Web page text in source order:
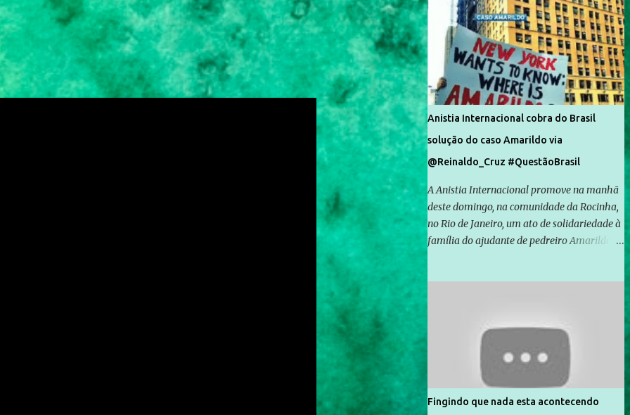
Anistia Internacional cobra do Brasil
solução do caso Amarildo via
@Reinaldo_Cruz #QuestãoBrasil
A Anistia Internacional promove na manhã
deste domingo, na comunidade da Rocinha,
no Rio de Janeiro, um ato de solidariedade à
família do ajudante de pedreiro Amarildo de
Rocinha. A assessora de Direitos Humanos
da Anistia Internacional, Renata Neder, disse
à Agência Brasil que ações e atividades de
mobilização são feitas normalmente pela
organização não governamental. As ações
de solidariedade são promovidas em apoio
Fingindo que nada esta acontecendo